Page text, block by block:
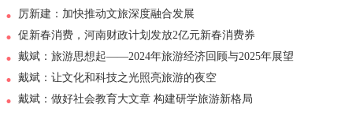
厉新建：加快推动文旅深度融合发展
促新春消费，河南财政计划发放2亿元新春消费券
戴斌：旅游思想起——2024年旅游经济回顾与2025年展望
戴斌：让文化和科技之光照亮旅游的夜空
戴斌：做好社会教育大文章 构建研学旅游新格局